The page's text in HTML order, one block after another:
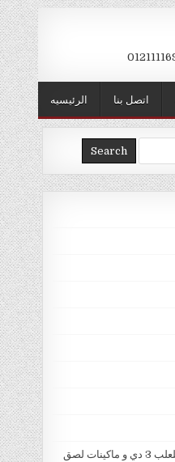
الرئيسيه اتصل بنا
ماكينات التغليف بالسلوفان للعلب 3 دي و ماكينات لصق